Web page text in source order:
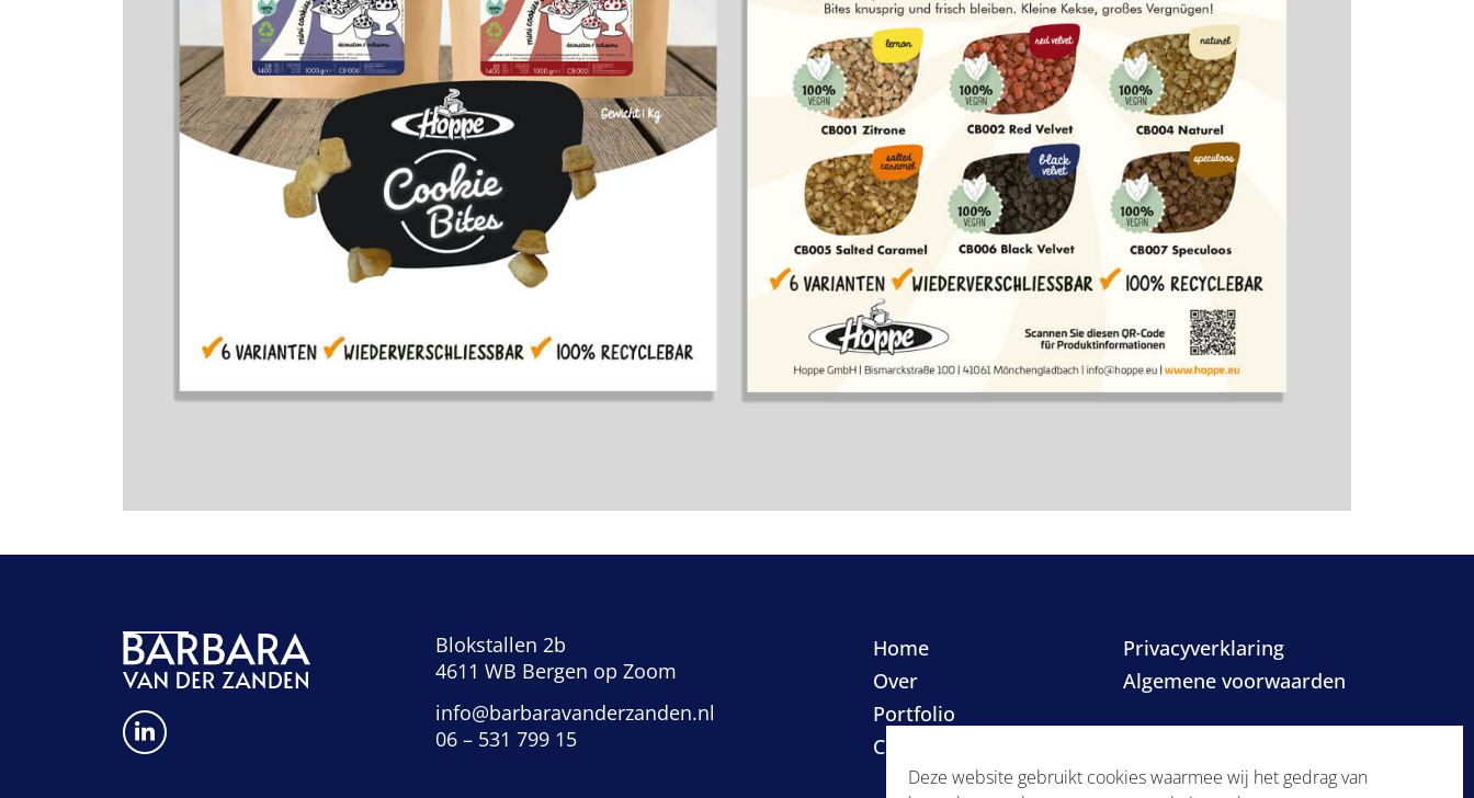
Deze website gebruikt cookies waarmee wij het gedrag van
Blokstallen 2b
4611 WB Bergen op Zoom
info@barbaravanderzanden.nl
06 – 531 799 15
Home
Over
Portfolio
Contact
Privacyverklaring
Algemene voorwaarden